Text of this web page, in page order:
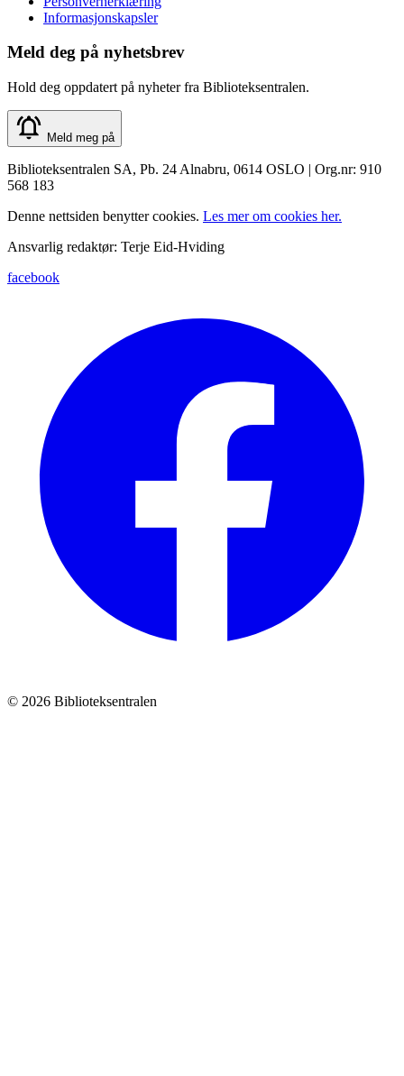
Informasjonskapsler
Meld deg på nyhetsbrev
Hold deg oppdatert på nyheter fra Biblioteksentralen.
Meld meg på
Biblioteksentralen SA, Pb. 24 Alnabru, 0614 OSLO | Org.nr: 910
568 183
Denne nettsiden benytter cookies. Les mer om cookies her.
Ansvarlig redaktør: Terje Eid-Hviding
facebook
© 2026 Biblioteksentralen